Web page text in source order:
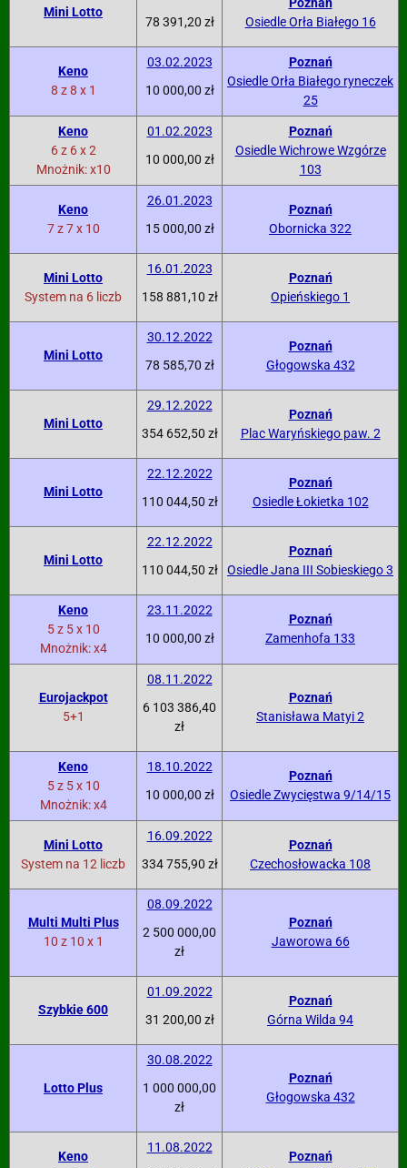
Mini Lotto
78 391,20 zł
Poznań
Osiedle Orła Białego 16
Keno
8 z 8 x 1
03.02.2023
10 000,00 zł
Poznań
Osiedle Orła Białego ryneczek
25
Keno
6 z 6 x 2
Mnożnik: x10
01.02.2023
10 000,00 zł
Poznań
Osiedle Wichrowe Wzgórze
103
Keno
7 z 7 x 10
26.01.2023
15 000,00 zł
Poznań
Obornicka 322
Mini Lotto
System na 6 liczb
16.01.2023
158 881,10 zł
Poznań
Opieńskiego 1
Mini Lotto
30.12.2022
78 585,70 zł
Poznań
Głogowska 432
Mini Lotto
29.12.2022
354 652,50 zł
Poznań
Plac Waryńskiego paw. 2
Mini Lotto
22.12.2022
110 044,50 zł
Poznań
Osiedle Łokietka 102
Mini Lotto
22.12.2022
110 044,50 zł
Poznań
Osiedle Jana III Sobieskiego 3
Keno
5 z 5 x 10
Mnożnik: x4
23.11.2022
10 000,00 zł
Poznań
Zamenhofa 133
Eurojackpot
5+1
08.11.2022
6 103 386,40
zł
Poznań
Stanisława Matyi 2
Keno
5 z 5 x 10
Mnożnik: x4
18.10.2022
10 000,00 zł
Poznań
Osiedle Zwycięstwa 9/14/15
Mini Lotto
System na 12 liczb
16.09.2022
334 755,90 zł
Poznań
Czechosłowacka 108
Multi Multi Plus
10 z 10 x 1
08.09.2022
2 500 000,00
zł
Poznań
Jaworowa 66
Szybkie 600
01.09.2022
31 200,00 zł
Poznań
Górna Wilda 94
Lotto Plus
30.08.2022
1 000 000,00
zł
Poznań
Głogowska 432
Keno
11.08.2022
Poznań